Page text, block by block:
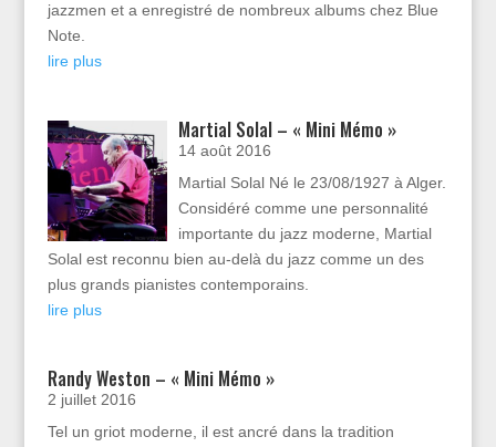
jazzmen et a enregistré de nombreux albums chez Blue
Note.
lire plus
Martial Solal – « Mini Mémo »
14 août 2016
Martial Solal Né le 23/08/1927 à Alger.
Considéré comme une personnalité
importante du jazz moderne, Martial
Solal est reconnu bien au-delà du jazz comme un des
plus grands pianistes contemporains.
lire plus
Randy Weston – « Mini Mémo »
2 juillet 2016
Tel un griot moderne, il est ancré dans la tradition